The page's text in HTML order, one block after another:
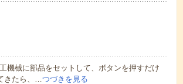
機械に部品をセットして、ボタンを押すだけ
きたら、…つづきを見る